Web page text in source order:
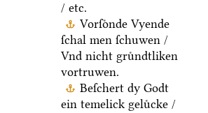
/ etc.
Vorſoͤnde Vyende
ſchal men ſchuwen /
Vnd nicht gruͤndtliken
vortruwen.
Beſchert dy Godt
ein temelick geluͤcke /